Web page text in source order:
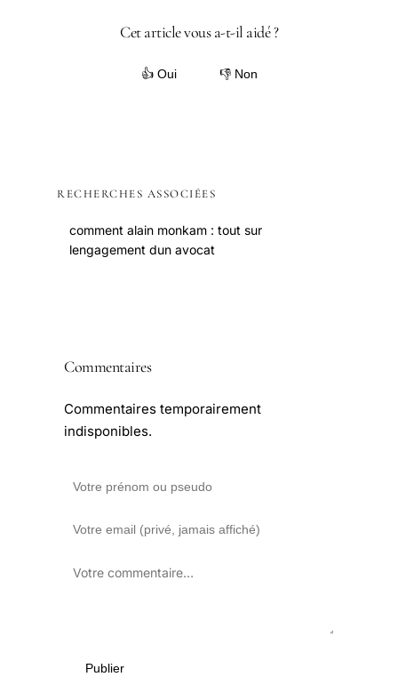
Cet article vous a-t-il aidé ?
👍 Oui 👎 Non
RECHERCHES ASSOCIÉES
comment alain monkam : tout sur
lengagement dun avocat
Commentaires
Commentaires temporairement
indisponibles.
Publier